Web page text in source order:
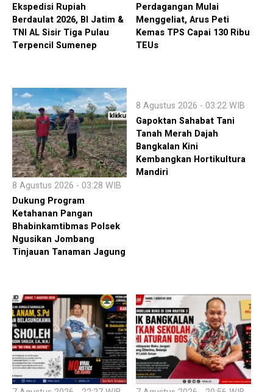
Ekspedisi Rupiah
Berdaulat 2026, BI Jatim &
TNI AL Sisir Tiga Pulau
Terpencil Sumenep
Perdagangan Mulai
Menggeliat, Arus Peti
Kemas TPS Capai 130 Ribu
TEUs
8 Agustus 2026 - 03:28 WIB
Dukung Program
Ketahanan Pangan
Bhabinkamtibmas Polsek
Ngusikan Jombang
Tinjauan Tanaman Jagung
8 Agustus 2026 - 03:22 WIB
Gapoktan Sahabat Tani
Tanah Merah Dajah
Bangkalan Kini
Kembangkan Hortikultura
Mandiri